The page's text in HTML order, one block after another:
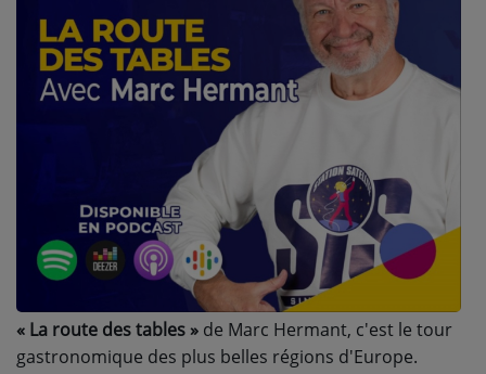
Contact
CONTACTEZ-NOUS
« La route des tables » de Marc Hermant, c'est le tour
gastronomique des plus belles régions d'Europe.